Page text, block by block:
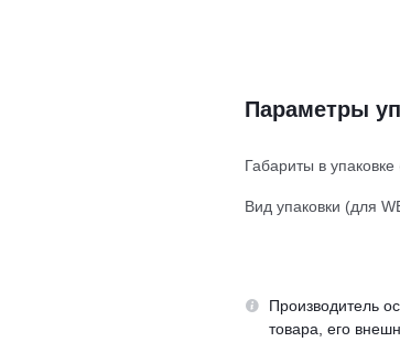
Параметры
Габариты в
Вид упаковки (для
Производитель
товара, его